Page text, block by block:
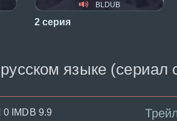
BLDUB
2 серия
языке (сериал
0 IMDB 9.9